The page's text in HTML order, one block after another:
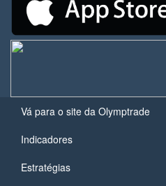
Vá para o site da Olymptrade
Indicadores
Estratégias